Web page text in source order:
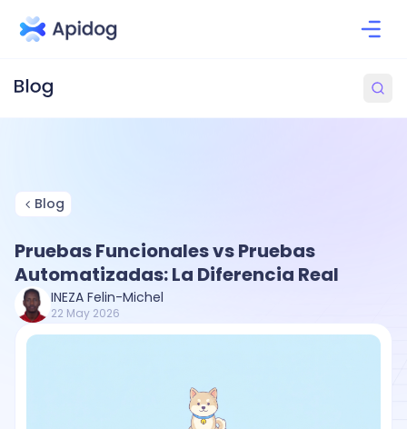
Blog
Pruebas Funcionales vs Pruebas
Automatizadas: La Diferencia Real
INEZA Felin-Michel
22 May 2026